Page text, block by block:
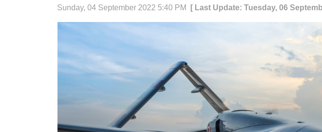
Sunday, 04 September 2022 5:40 PM [ Last Update: Tuesday, 06